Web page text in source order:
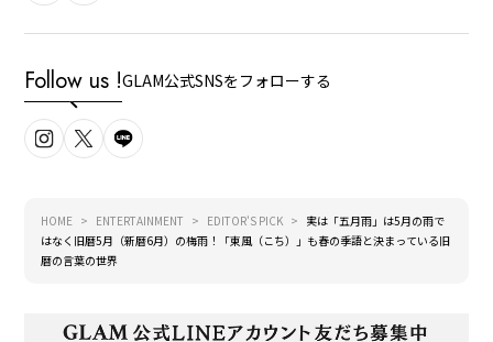
Follow us !GLAM公式SNSをフォローする
HOME ENTERTAINMENT EDITOR'S PICK
実は「五月雨」は5月の雨で
はなく旧暦5月（新暦6月）の梅雨！「東風（こち）」も春の季語と決まっている旧
暦の言葉の世界